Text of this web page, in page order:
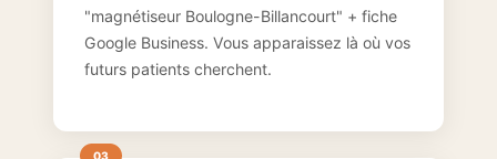
"magnétiseur Boulogne-Billancourt" + fiche
Google Business. Vous apparaissez là où vos
futurs patients cherchent.